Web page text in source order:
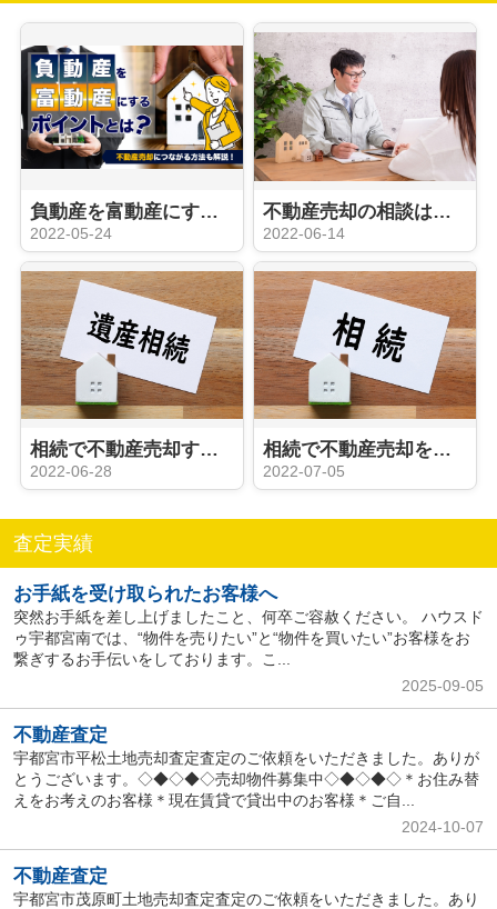
負動産を富動産にするポイントとは？不動産売却につながる方法も解説！
2022-05-24
不動産売却の相談はどこにすれば良い？気になる相続時の窓口や費用もご紹介！
2022-06-14
相続で不動産売却する際の注意点とは？媒介契約の種類もご紹介
2022-06-28
相続で不動産売却をした際にかかる税金の種類とは？節税対策もご紹介
2022-07-05
査定実績
お手紙を受け取られたお客様へ
突然お手紙を差し上げましたこと、何卒ご容赦ください。 ハウスド
ゥ宇都宮南では、“物件を売りたい”と“物件を買いたい”お客様をお
繋ぎするお手伝いをしております。こ...
2025-09-05
不動産査定
宇都宮市平松土地売却査定査定のご依頼をいただきました。ありが
とうございます。◇◆◇◆◇売却物件募集中◇◆◇◆◇＊お住み替
えをお考えのお客様＊現在賃貸で貸出中のお客様＊ご自...
2024-10-07
不動産査定
宇都宮市茂原町土地売却査定査定のご依頼をいただきました。あり